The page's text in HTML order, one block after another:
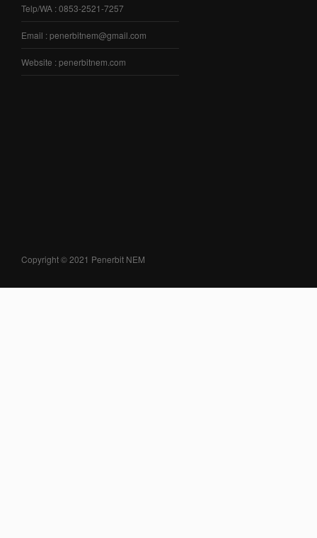
Telp/WA : 0853-2521-7257
Email : penerbitnem@gmail.com
Website : penerbitnem.com
Copyright © 2021 Penerbit NEM